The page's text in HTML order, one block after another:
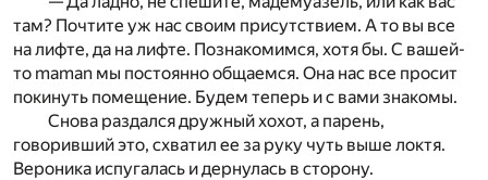
там? Почтите уж нас своим присутствием. А то вы все
на лифте, да на лифте. Познакомимся, хотя бы. С вашей-
то maman мы постоянно общаемся. Она нас все просит
покинуть помещение. Будем теперь и с вами знакомы.
Снова раздался дружный хохот, а парень,
говоривший это, схватил ее за руку чуть выше локтя.
Вероника испугалась и дернулась в сторону.